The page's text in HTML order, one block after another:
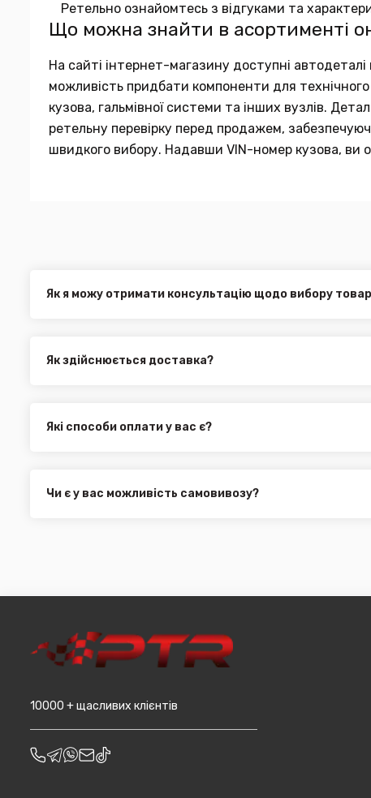
Ретельно ознайомтесь з відгуками та
Що можна знайти в асортименті
На сайті інтернет-магазину доступні автодеталі
можливість придбати компоненти для технічного
кузова, гальмівної системи та інших вузлів.
ретельну перевірку перед продажем,
швидкого вибору. Надавши VIN-номер кузова, ви
Як я можу отримати консультацію щодо вибору
Як здійснюється доставка?
Нова Пошта (термін доставки 1 - 3 дні)
Укр. Пошта (термін доставки 1 - 3 дні за повною
машин, наприклад бампера і спідниці і т.д.).
Які способи оплати у вас є?
Чи є у вас можливість самовивозу?
10000 + щасливих клієнтів